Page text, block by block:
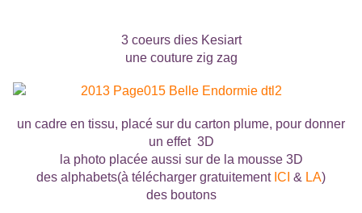
3 coeurs dies Kesiart
une couture zig zag
un cadre en tissu, placé sur du carton plume, pour donner
un effet 3D
la photo placée aussi sur de la mousse 3D
des alphabets(à télécharger gratuitement ICI & LA)
des boutons